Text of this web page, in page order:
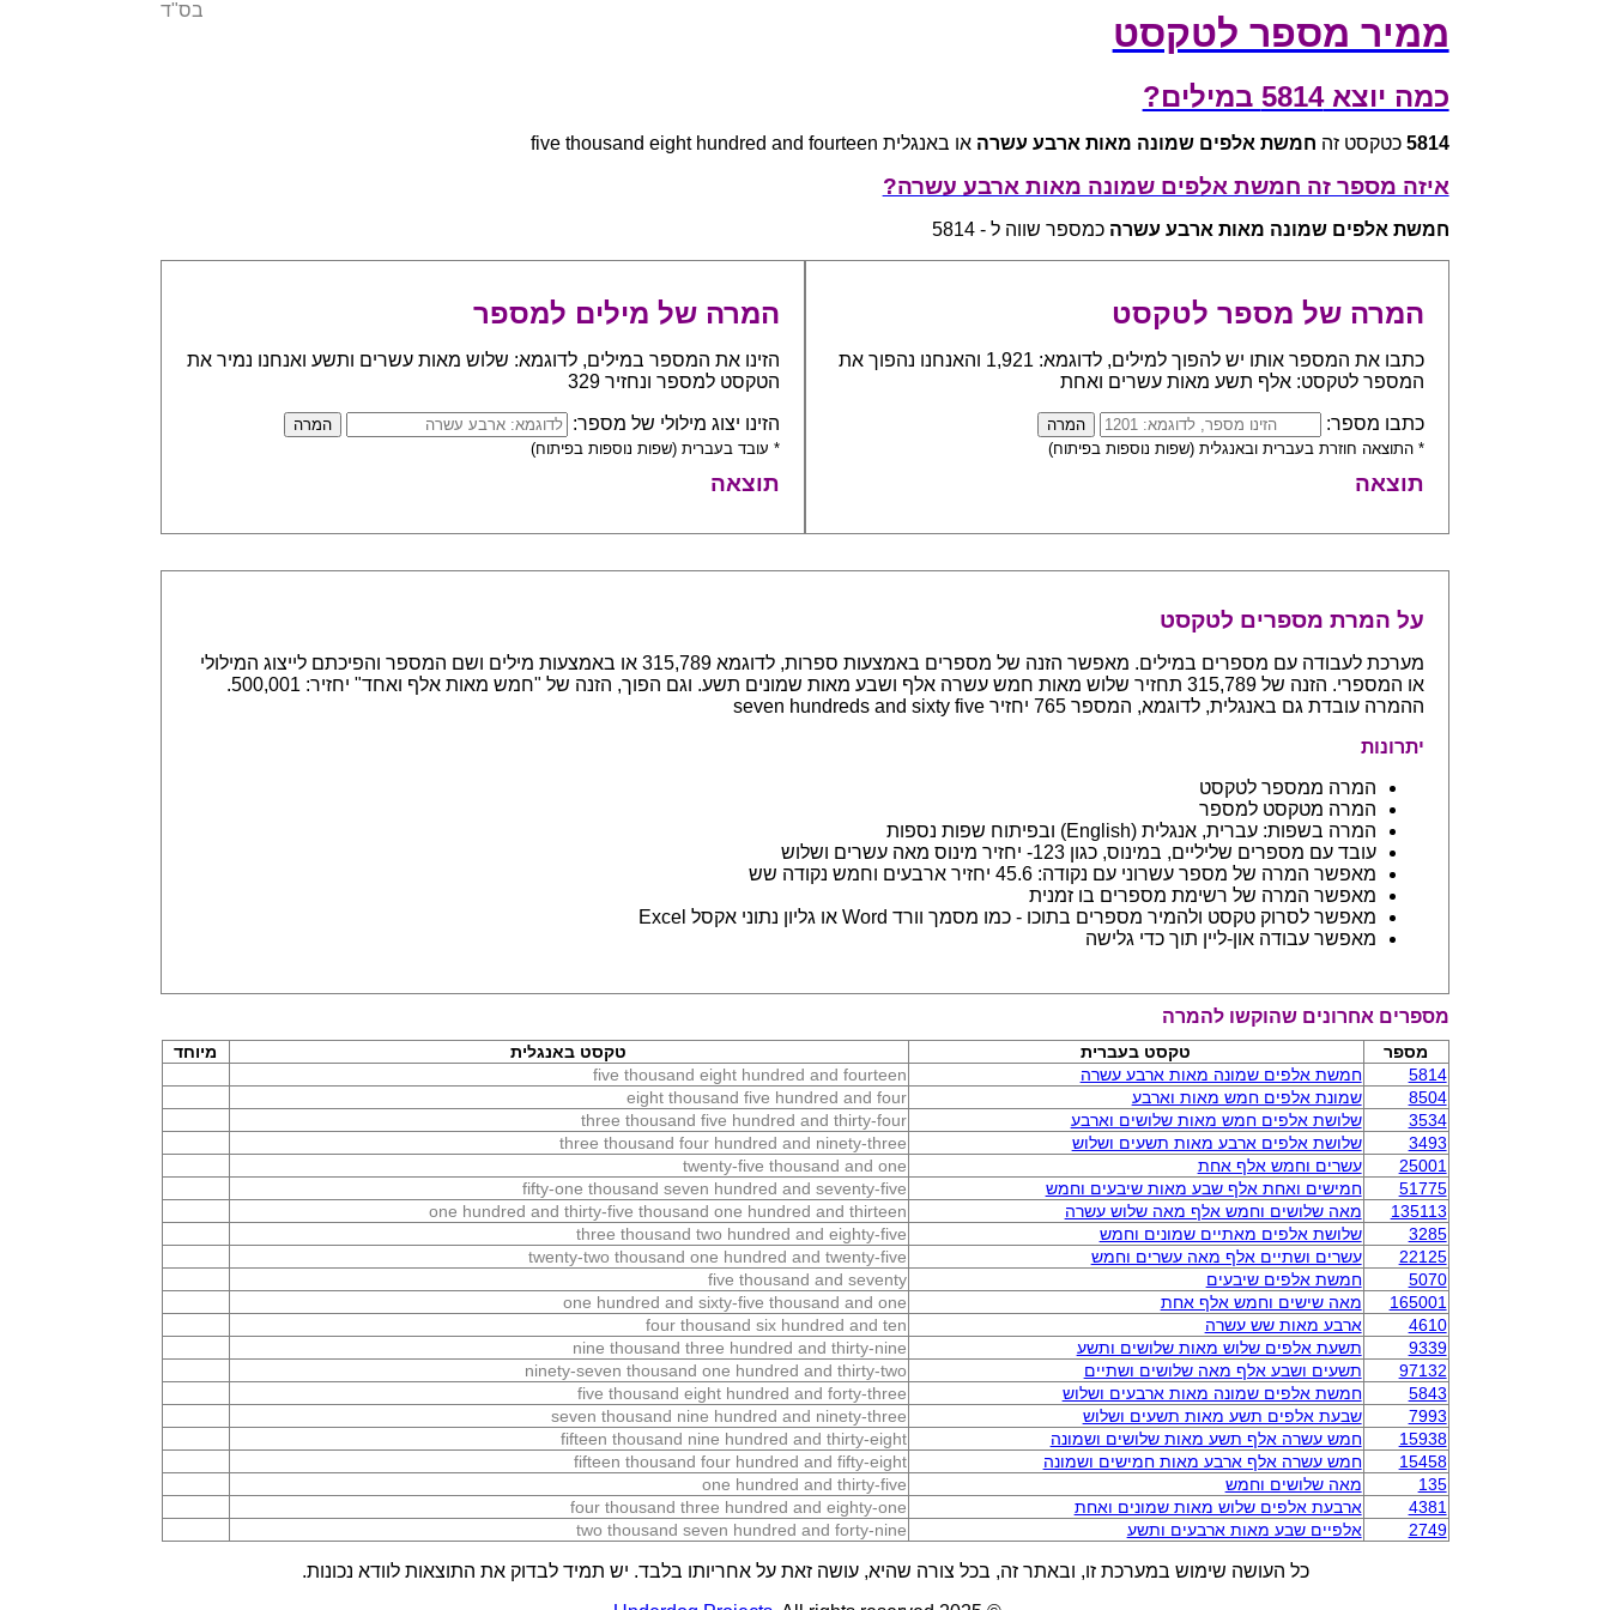
ממיר מספר לטקסט
בס"ד
כמה יוצא 5814 במילים?
5814 כטקסט זה חמשת אלפים שמונה מאות ארבע עשרה או באנגלית five thousand eight hundred and fourteen
איזה מספר זה חמשת אלפים שמונה מאות ארבע עשרה?
חמשת אלפים שמונה מאות ארבע עשרה כמספר שווה ל - 5814
המרה של מספר לטקסט
כתבו את המספר אותו יש להפוך למילים, לדוגמא: 1,921 והאנחנו נהפוך את
המספר לטקסט: אלף תשע מאות עשרים ואחת
כתבו מספר:
* התוצאה חוזרת בעברית ובאנגלית (שפות נוספות בפיתוח)
תוצאה
המרה של מילים למספר
הזינו את המספר במילים, לדוגמא: שלוש מאות עשרים ותשע ואנחנו נמיר את
הטקסט למספר ונחזיר 329
הזינו יצוג מילולי של מספר:
* עובד בעברית (שפות נוספות בפיתוח)
תוצאה
על המרת מספרים לטקסט
מערכת לעבודה עם מספרים במילים. מאפשר הזנה של מספרים באמצעות ספרות, לדוגמא 315,789 או באמצעות מילים ושם המספר והפיכתם לייצוג המילולי
או המספרי. הזנה של 315,789 תחזיר שלוש מאות חמש עשרה אלף ושבע מאות שמונים תשע. וגם הפוך, הזנה של "חמש מאות אלף ואחד" יחזיר: 500,001.
ההמרה עובדת גם באנגלית, לדוגמא, המספר 765 יחזיר seven hundreds and sixty five
יתרונות
המרה ממספר לטקסט
המרה מטקסט למספר
המרה בשפות: עברית, אנגלית (English) ובפיתוח שפות נספות
עובד עם מספרים שליליים, במינוס, כגון 123- יחזיר מינוס מאה עשרים ושלוש
מאפשר המרה של מספר עשרוני עם נקודה: 45.6 יחזיר ארבעים וחמש נקודה שש
מאפשר המרה של רשימת מספרים בו זמנית
מאפשר לסרוק טקסט ולהמיר מספרים בתוכו - כמו מסמך וורד Word או גליון נתוני אקסל Excel
מאפשר עבודה און-ליין תוך כדי גלישה
מספרים אחרונים שהוקשו להמרה
מספר טקסט בעברית טקסט באנגלית
מיוחד
5814
חמשת אלפים שמונה מאות ארבע עשרה
five thousand eight hundred and fourteen
8504
שמונת אלפים חמש מאות וארבע
eight thousand five hundred and four
3534
שלושת אלפים חמש מאות שלושים וארבע
three thousand five hundred and thirty-four
3493
שלושת אלפים ארבע מאות תשעים ושלוש
three thousand four hundred and ninety-three
25001
עשרים וחמש אלף אחת
twenty-five thousand and one
51775
חמישים ואחת אלף שבע מאות שיבעים וחמש
fifty-one thousand seven hundred and seventy-five
135113
מאה שלושים וחמש אלף מאה שלוש עשרה
one hundred and thirty-five thousand one hundred and thirteen
3285
שלושת אלפים מאתיים שמונים וחמש
three thousand two hundred and eighty-five
22125
עשרים ושתיים אלף מאה עשרים וחמש
twenty-two thousand one hundred and twenty-five
5070
חמשת אלפים שיבעים
five thousand and seventy
165001
מאה שישים וחמש אלף אחת
one hundred and sixty-five thousand and one
4610
ארבע מאות שש עשרה
four thousand six hundred and ten
9339
תשעת אלפים שלוש מאות שלושים ותשע
nine thousand three hundred and thirty-nine
97132
תשעים ושבע אלף מאה שלושים ושתיים
ninety-seven thousand one hundred and thirty-two
5843
חמשת אלפים שמונה מאות ארבעים ושלוש
five thousand eight hundred and forty-three
7993
שבעת אלפים תשע מאות תשעים ושלוש
seven thousand nine hundred and ninety-three
15938
חמש עשרה אלף תשע מאות שלושים ושמונה
fifteen thousand nine hundred and thirty-eight
15458
חמש עשרה אלף ארבע מאות חמישים ושמונה
fifteen thousand four hundred and fifty-eight
135
מאה שלושים וחמש
one hundred and thirty-five
4381
ארבעת אלפים שלוש מאות שמונים ואחת
four thousand three hundred and eighty-one
2749
אלפיים שבע מאות ארבעים ותשע two thousand seven hundred and forty-nine
כל העושה שימוש במערכת זו, ובאתר זה, בכל צורה שהיא, עושה זאת על אחריותו בלבד. יש תמיד לבדוק את התוצאות לוודא נכונות.